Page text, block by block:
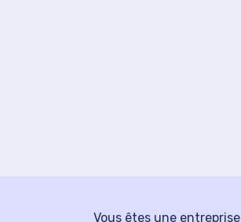
Vous êtes une entreprise